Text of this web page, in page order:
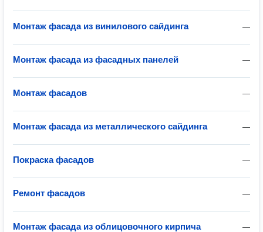
—
Монтаж фасада из винилового сайдинга
—
Монтаж фасада из фасадных панелей
—
Монтаж фасадов
—
Монтаж фасада из металлического сайдинга
—
Покраска фасадов
—
Ремонт фасадов
—
Монтаж фасада из облицовочного кирпича